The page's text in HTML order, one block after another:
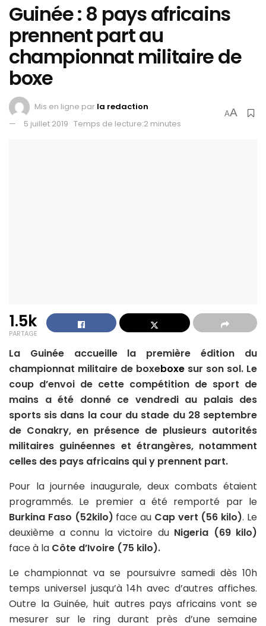
Guinée : 8 pays africains
prennent part au
championnat militaire de
boxe
Mis en ligne par la redaction
5 juillet 2019 Temps de lecture:2 minutes
AA
1.5k
PARTAGE
La Guinée accueille la première édition du
championnat militaire de boxeboxe sur son sol. Le
coup d’envoi de cette compétition de sport de
mains a été donné ce vendredi au palais des
sports sis dans la cour du stade du 28 septembre
de Conakry, en présence de plusieurs autorités
militaires guinéennes et étrangères, notamment
celles des pays africains qui y prennent part.
Pour la journée inaugurale, deux combats étaient
programmés. Le premier a été remporté par le
Burkina Faso (52kilo) face au Cap vert (56 kilo). Le
deuxième a connu la victoire du Nigeria (69 kilo)
face à la Côte d’Ivoire (75 kilo).
Le championnat va se poursuivre samedi dès 10h
temps universel jusqu’à 14h avec d’autres affiches.
Outre la Guinée, huit autres pays africains vont se
mesurer sur le ring durant près d’une semaine